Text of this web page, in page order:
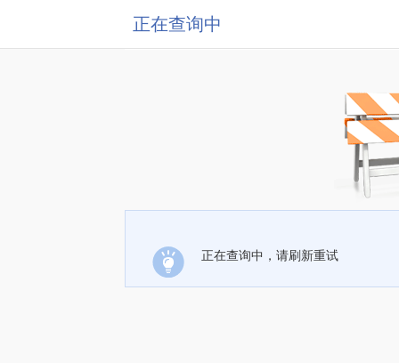
正在查询中
正在查询中，请刷新重试